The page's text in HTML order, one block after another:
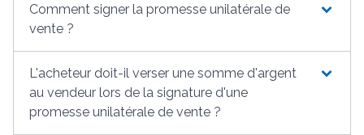
Comment signer la promesse unilatérale de
vente ?
L'acheteur doit-il verser une somme d'argent
au vendeur lors de la signature d'une
promesse unilatérale de vente ?